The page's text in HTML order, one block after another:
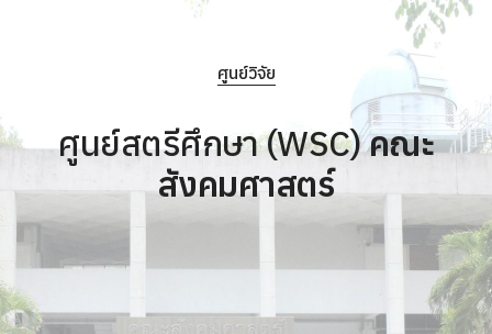
ศูนย์วิจัย
ศูนย์สตรีศึกษา (WSC)คณะ
สังคมศาสตร์